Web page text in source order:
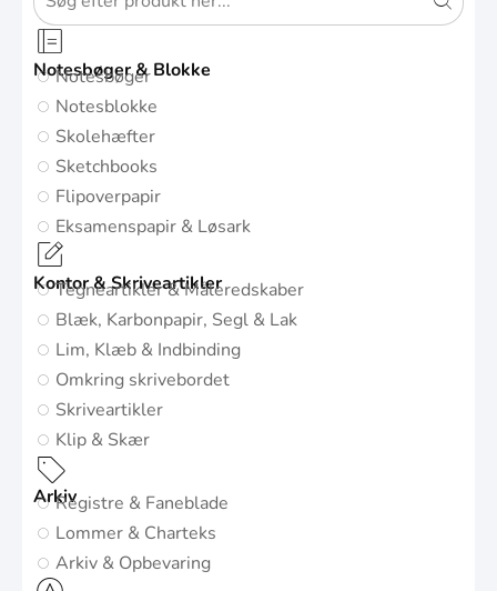
Notesbøger & Blokke
Notesbøger
Notesblokke
Skolehæfter
Sketchbooks
Flipoverpapir
Eksamenspapir & Løsark
Kontor & Skriveartikler
Tegneartikler & Måleredskaber
Blæk, Karbonpapir, Segl & Lak
Lim, Klæb & Indbinding
Omkring skrivebordet
Skriveartikler
Klip & Skær
ArkivRegistre & Faneblade
Lommer & Charteks
Arkiv & Opbevaring